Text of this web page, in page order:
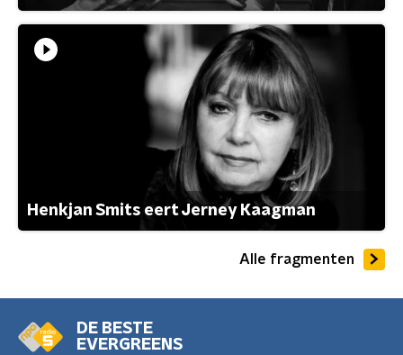
Henkjan Smits eert Jerney Kaagman
Alle fragmenten
DE BESTE
EVERGREENS